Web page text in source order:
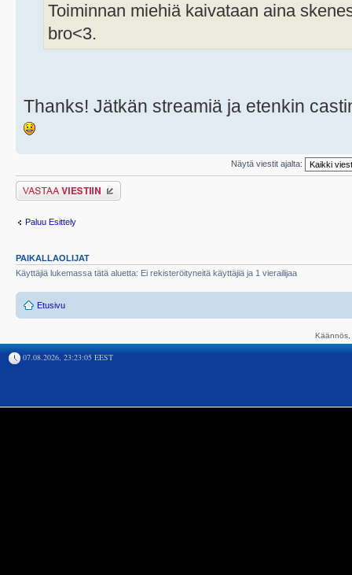
Toiminnan miehiä kaivataan aina
bro<3.
Thanks! Jätkän streamiä ja etenkin
Näytä viestit ajalta:
Lähetä vastaus
Paluu Esittely
PAIKALLAOLIJAT
Käyttäjiä lukemassa tätä aluetta: Ei rekisteröityneitä käyttäjiä ja 1 vierailijaa
Etusivu
07.08.2026, 23:23:05 EEST